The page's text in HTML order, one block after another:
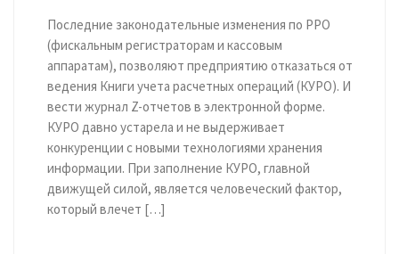
Последние законодательные изменения по РРО
(фискальным регистраторам и кассовым
аппаратам), позволяют предприятию отказаться от
ведения Книги учета расчетных операций (КУРО). И
вести журнал Z-отчетов в электронной форме.
КУРО давно устарела и не выдерживает
конкуренции с новыми технологиями хранения
информации. При заполнение КУРО, главной
движущей силой, является человеческий фактор,
который влечет […]